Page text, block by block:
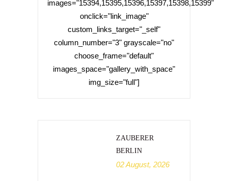
images="15394,15395,15396,15397,15398,15399"
onclick="link_image"
custom_links_target="_self"
column_number="3" grayscale="no"
choose_frame="default"
images_space="gallery_with_space"
img_size="full"]
ZAUBERER
BERLIN
02 August, 2026